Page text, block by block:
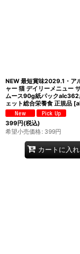
NEW 最短賞味2029.1・ア
ャー 猫 デイリーメニュー
ムース90g紙パックalc362
ェット総合栄養食 正規品 [
399円(税込)
希望小売価格: 399円
カートに入